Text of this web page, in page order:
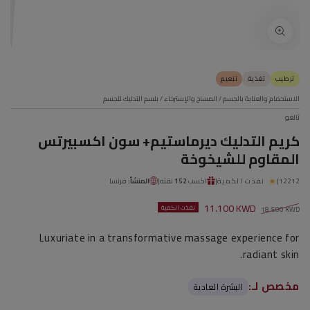
ترطيب تغذية
تنعيم
الاستحمام والعناية بالجسم/المساج والإسترخاء/بلسم التدليك للجسم
ثالغو
كريم التدليك ديرماستيم+ سون اكسبيرتس
المقاوم للشيخوخة
12212
| نفذت الكمية| اكسب152 نقته| المنشأ: فرنسا
عادي
18.500 KWD
البيع
11.100 KWD نفذت الكمية
Luxuriate in a transformative massage experience for
radiant skin.
مخصص لـ: البشرة العادية